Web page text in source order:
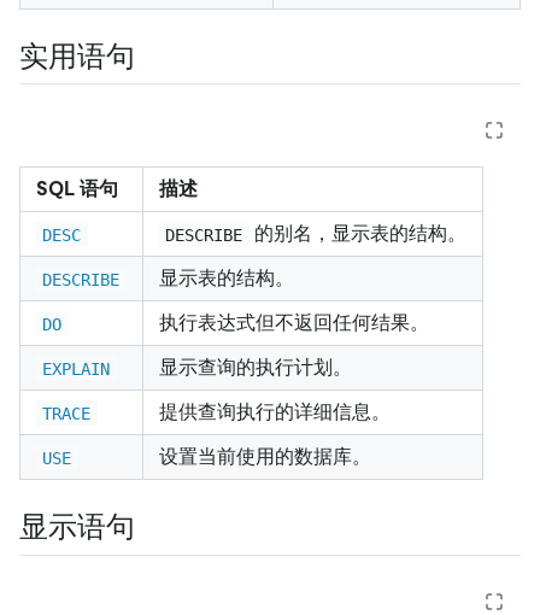
实用语句
SQL 语句 描述
DESC DESCRIBE 的别名，显示表的结构。
DESCRIBE 显示表的结构。
DO 执行表达式但不返回任何结果。
EXPLAIN 显示查询的执行计划。
TRACE 提供查询执行的详细信息。
USE 设置当前使用的数据库。
显示语句